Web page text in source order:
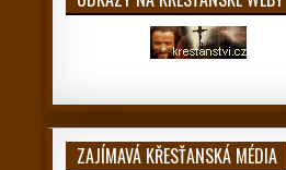
ZAJÍMAVÁ KŘESŤANSKÁ MÉDIA